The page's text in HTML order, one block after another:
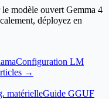
modèle ouvert Gemma 4
déployez en
Configuration LM
→
matérielleGuide GGUF